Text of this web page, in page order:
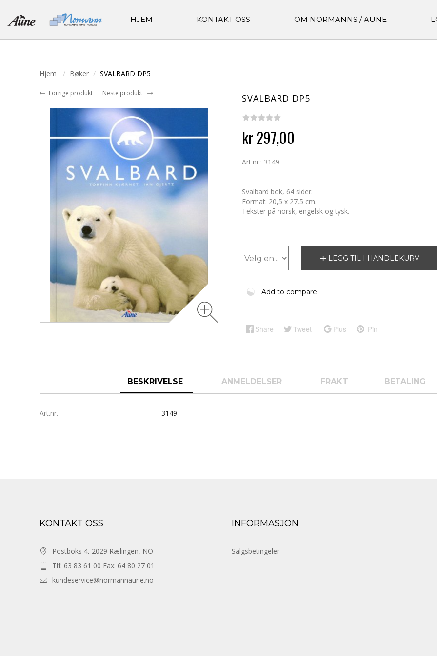
HJEM KONTAKT OSS OM NORMANNS / AUNE
Hjem Bøker SVALBARD DP5
Forrige produkt Neste produkt SVALBARD DP5
kr 297,00
Art.nr.: 3149
Svalbard bok, 64 sider.
Format: 20,5 x 27,5 cm.
Tekster på norsk, engelsk og tysk.
LEGG TIL I HANDLEKURV
Add to compare
Share Tweet Plus Pin
BESKRIVELSE ANMELDELSER FRAKT BETALING
Art.nr. 3149
KONTAKT OSS
Postboks 4, 2029 Rælingen, NO
Tlf: 63 83 61 00 Fax: 64 80 27 01
kundeservice@normannaune.no
INFORMASJON
Salgsbetingeler